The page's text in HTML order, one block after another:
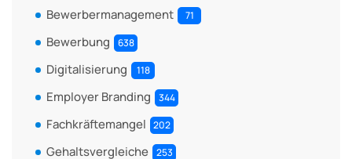
Bewerbermanagement 71
Bewerbung 638
Digitalisierung 118
Employer Branding 344
Fachkräftemangel 202
Gehaltsvergleiche 253